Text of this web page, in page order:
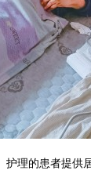
护理的患者提供